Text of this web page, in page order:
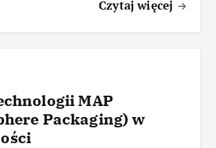
Czytaj więcej
MAP
Packaging) w